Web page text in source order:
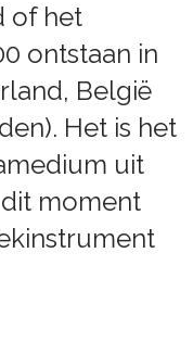
of het
ontstaan in
België
Het is het
uit
moment